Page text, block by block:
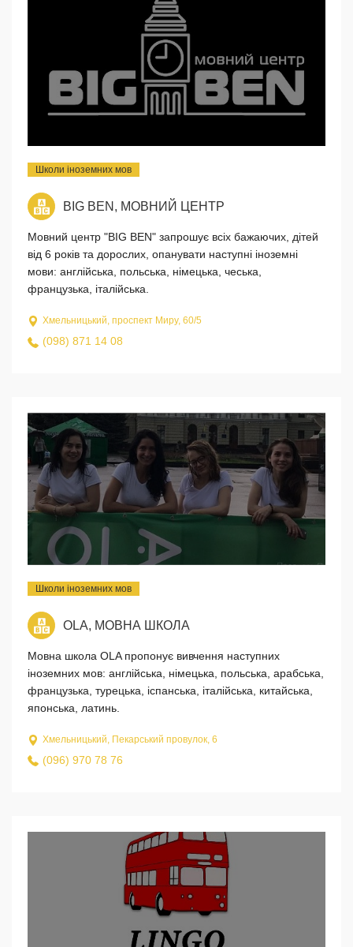
Школи іноземних мов
BIG BEN, МОВНИЙ ЦЕНТР
Мовний центр "BIG BEN" запрошує всіх бажаючих, дітей
від 6 років та дорослих, опанувати наступні іноземні
мови: англійська, польська, німецька, чеська,
французька, італійська.
Хмельницький, проспект Миру, 60/5
(098) 871 14 08
Школи іноземних мов
OLA, МОВНА ШКОЛА
Мовна школа OLA пропонує вивчення наступних
іноземних мов: англійська, німецька, польська, арабська,
французька, турецька, іспанська, італійська, китайська,
японська, латинь.
Хмельницький, Пекарський провулок, 6
(096) 970 78 76